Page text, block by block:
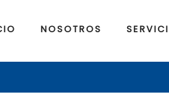
NOSOTROS